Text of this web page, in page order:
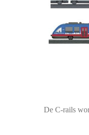
De C-rails